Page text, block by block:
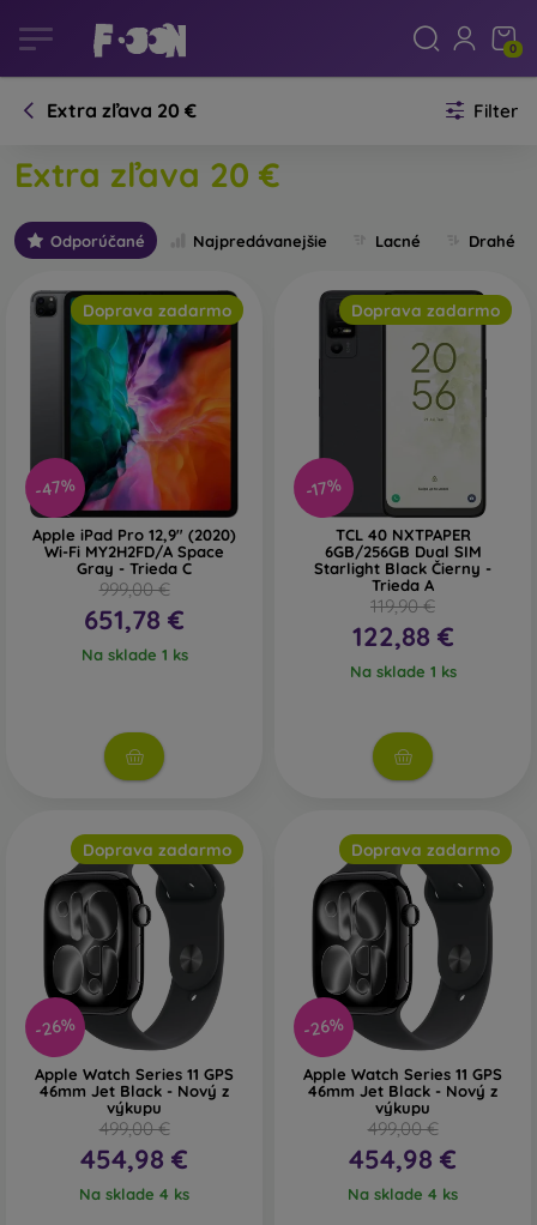
0
Extra zľava 20 € Filter
Extra zľava 20 €
Odporúčané Najpredávanejšie Lacné Drahé
-47%
Doprava zadarmo
Apple iPad Pro 12,9" (2020)
Wi-Fi MY2H2FD/A Space
Gray - Trieda C
999,00 €
651,78 €
Na sklade 1 ks
-17%
Doprava zadarmo
TCL 40 NXTPAPER
6GB/256GB Dual SIM
Starlight Black Čierny -
Trieda A
119,90 €
122,88 €
Na sklade 1 ks
-26%
Doprava zadarmo
Apple Watch Series 11 GPS
46mm Jet Black - Nový z
výkupu
499,00 €
454,98 €
Na sklade 4 ks
-26%
Doprava zadarmo
Apple Watch Series 11 GPS
46mm Jet Black - Nový z
výkupu
499,00 €
454,98 €
Na sklade 4 ks